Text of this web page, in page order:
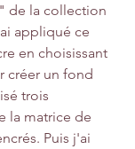
de la collection
appliqué ce
en choisissant
créer un fond
trois
la matrice de
Puis j'ai